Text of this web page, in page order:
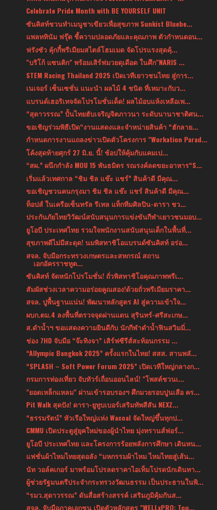
Celebrate Pride Month with BE YOURSELF UNIT
ซันคิสท์ชวนทำเมนูชาเขียวเพื่อสุขภาพ Sunkist Bluebe...
แพลททินัม ฟรุ๊ต ชี้ความปลอดภัยและคุณภาพ ตัวกำหนดอน...
ฟรังซัว คุ้กกี้พรีเมียมสไตล์โฮมเมด จัดโปรแรงสุดคุ้...
"บริโก้ แซนติก" พร้อมเสิร์ฟมวยดุเดือด ในศึก"NARIS ...
STEM Racing Thailand 2025 เปิดเวทีเยาวชนไทย สู่การ...
เนเจอร์ เซ็นเซชั่น แนะนำ ผลไม้ 4 ชนิด ที่เหมาะกับว...
แบรนด์เฮอริเทจจัดโปรโมชั่นเด็ด! ผลไม้อบแห้งเหลือเพ...
“สุดาวรรณ” ปั้นไทยฮับเจริญจิตภาวนา ระดับนานาชาติศน...
ขอเชิญร่วมพิธีเปิด“งานแสดงและจำหน่ายสินค้า “ฮักลาย...
กำหนดการงานแถลงข่าวเปิดตัวโครงการ "Workation Parad...
โค้งสุดท้ายศุกร์ 27 มิ.ย. นี้! ช้อปให้คุ้มกับแคมเป...
“สผ.” ผนึกกำลัง MOU 15 พันธมิตร รณรงค์ลดขยะอาหาร“S...
เริ่มแล้วเทศกาล “ชิม ชิล แช๊ะ แชร์” สินค้าดี มีคุณ...
ขอเชิญชวนคนกรุงมา ชิม ชิล แช๊ะ แชร์ สินค้าดี มีคุณ...
ท็อปส์ ในเครือเซ็นทรัล รีเทล แท็กทีมศิลปิน-ดารา ชว...
ประกันภัยไทยวิวัฒน์สนับสนุนการแข่งขันกีฬาเยาวชนมอบ...
ยูโอบี ประเทศไทย รวมใจพนักงานสนับสนุนเด็กในพื้นที่...
สุขภาพดีไม่มีสะดุด! นมพิสทาชิโอแบรนด์ซันคิสท์ อร่อ...
สจล. จับมือกระทรวงเกษตรและสหกรณ์ สถาน
เอกอัครราชทูต...
ซันคิสท์ จัดหนักโปรโมชั่น! ถั่วพิสทาชิโอคุณภาพพรีเ...
สัมผัสช่วงเวลาความอร่อยคูณสอง!ด้วยถั่วพรีเมียมราคา...
สจล. ปูพื้นฐานแน่น! พัฒนาหลักสูตร AI สู่ความเข้าใจ...
ผบก.ตม.4 ลงพื้นที่ตรวจจุดผ่านแดน สุรินทร์-ศรีสะเกษ...
ส.ดำน้ำฯ ขอแสดงความยินดีกับ นักกีฬาดำน้ำฟินสวิมมิ่...
ช่อง 7HD จับมือ “จ๊ะทิงจา” เสิร์ฟซีรีส์สะท้อนกรรม ...
“Allympic Bangkok 2025” ครั้งแรกในไทย! สสส. สานพลั...
“SPLASH – Soft Power Forum 2025” เปิดเวทีใหญ่กลางก...
กรมการท่องเที่ยว จับทัวร์เถื่อนออนไลน์! "โพสต์ชวนเ...
"ยอดเหล็กแหลม" ผ่านเข้ารอบรองฯ ศึกมวยรอบปูนเสือ คร...
Pit Walk สุดปัง! ดารา-ยูทูบเบอร์เสริมทัพสีสัน NEXZ...
“ธรรมรัตน์” หัวเรือใหญ่แห่ง Wacoal จัดใหญ่ขึ้นทุกป...
CMMU เปิดประตูสู่ยุคใหม่ของผู้นำไทย มุ่งทรานส์ฟอร์...
ยูโอบี ประเทศไทย และโครงการร้อยพลังการศึกษา เดินหน...
แฟชั่นผ้าไหมไทยสุดอลัง “มหกรรมผ้าไหม ไหมไทยสู่เส้น...
นัท วอล์คเกอร์ มาพร้อมโปรลดราคาไอเท็มโปรดนักเดินทา...
ผู้ช่วยรัฐมนตรีประจำกระทรวงวัฒนธรรม เป็นประธานในพิ...
“รมว.สุดาวรรณ” ดันสื่อสร้างสรรค์ เสริมภูมิคุ้มกันส...
สจล. จับมือภาคเอกชน เปิดตัวหลักสูตร "WELLxPRO: Tou...